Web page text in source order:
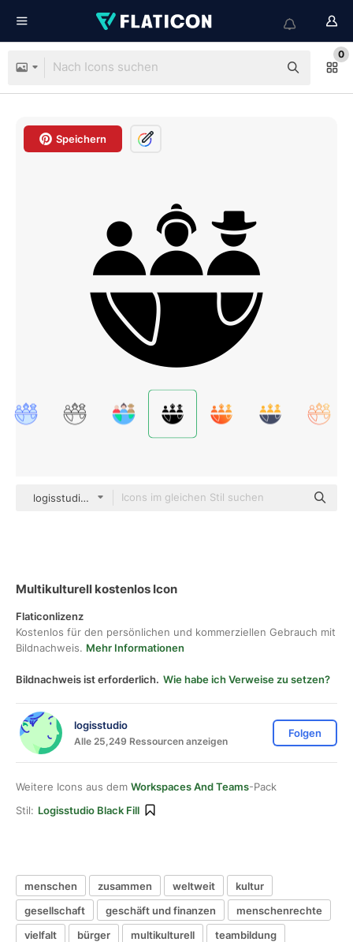
0
Speichern
logisstudio black fill
Multikulturell kostenlos Icon
Flaticonlizenz
Kostenlos für den persönlichen und kommerziellen Gebrauch mit
Bildnachweis. Mehr Informationen
Bildnachweis ist erforderlich. Wie habe ich Verweise zu setzen?
logisstudio
Alle 25,249 Ressourcen anzeigen
Folgen
Weitere Icons aus dem Workspaces And Teams-Pack
Stil: Logisstudio Black Fill
menschen zusammen weltweit
kultur
gesellschaft
geschäft und finanzen
menschenrechte
vielfalt
bürger multikulturell teambildung